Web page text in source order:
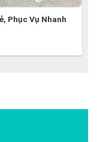
Phục Vụ Nhanh